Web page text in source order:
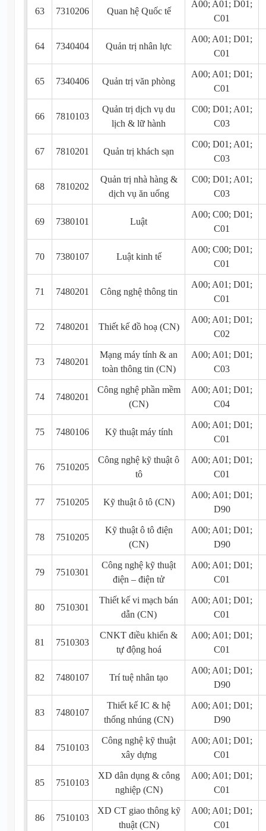
63 7310206 Quan hệ Quốc tế
A00; A01; D01;
C01
64 7340404 Quản trị nhân lực
A00; A01; D01;
C01
65 7340406 Quản trị văn phòng
A00; A01; D01;
C01
66 7810103
Quản trị dịch vụ du
lịch & lữ hành
C00; D01; A01;
C03
67 7810201 Quản trị khách sạn
C00; D01; A01;
C03
68 7810202
Quản trị nhà hàng &
dịch vụ ăn uống
C00; D01; A01;
C03
69 7380101 Luật
A00; C00; D01;
C01
70 7380107 Luật kinh tế
A00; C00; D01;
C01
71 7480201 Công nghệ thông tin
A00; A01; D01;
C01
72 7480201 Thiết kế đồ hoạ (CN)
A00; A01; D01;
C02
73 7480201
Mạng máy tính & an
toàn thông tin (CN)
A00; A01; D01;
C03
74 7480201
Công nghệ phần mềm
(CN)
A00; A01; D01;
C04
75 7480106 Kỹ thuật máy tính
A00; A01; D01;
C01
76 7510205
Công nghệ kỹ thuật ô
tô
A00; A01; D01;
C01
77 7510205 Kỹ thuật ô tô (CN)
A00; A01; D01;
D90
78 7510205
Kỹ thuật ô tô điện
(CN)
A00; A01; D01;
D90
79 7510301
Công nghệ kỹ thuật
điện – điện tử
A00; A01; D01;
C01
80 7510301
Thiết kế vi mạch bán
dẫn (CN)
A00; A01; D01;
C01
81 7510303
CNKT điều khiển &
tự động hoá
A00; A01; D01;
C01
82 7480107 Trí tuệ nhân tạo
A00; A01; D01;
D90
83 7480107
Thiết kế IC & hệ
thống nhúng (CN)
A00; A01; D01;
D90
84 7510103
Công nghệ kỹ thuật
xây dựng
A00; A01; D01;
C01
85 7510103
XD dân dụng & công
nghiệp (CN)
A00; A01; D01;
C01
86 7510103
XD CT giao thông kỹ
thuật (CN)
A00; A01; D01;
C01